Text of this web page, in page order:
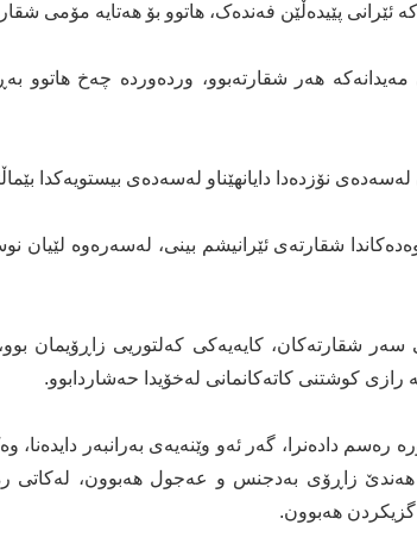
پێیدەڵێن فەندەک، هاتوو بۆ هەتایە مۆمی
هەر شقارتەبوو، وردەوردە چەخ هاتوو
نۆزدەدا دایانهێناو لەسەدەی بیستویەکدا
شقارتەی ئێرانیشم بینی، لەسەرەوە لێیان
شقارتەکان، کایەیەکی کەلتوریی زاڕۆیمان بوو،
کوشتنی کاتەکانمانی لەخۆیدا حەشاردابوو.
دادەنرا، گەر ئەو وێنەیەی بەرانبەر دایدەنا،
هەندێ زاڕۆی بەدجنس و عەجول هەبوون، لەکاتی
گزیکردن هەبوون.